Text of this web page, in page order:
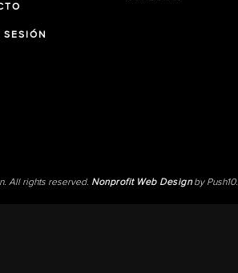
SESIÓN
All rights reserved. Nonprofit Web Designby Push10.